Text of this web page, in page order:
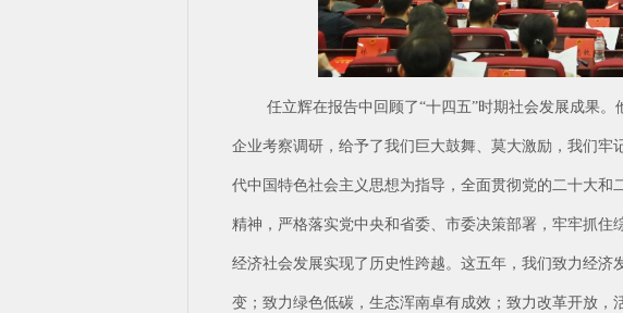
任立辉在报告中回顾了“十四五”时期社会发展成果
企业考察调研，给予了我们巨大鼓舞、莫大激励，我们
代中国特色社会主义思想为指导，全面贯彻党的二十大
精神，严格落实党中央和省委、市委决策部署，牢牢抓住
经济社会发展实现了历史性跨越。这五年，我们致力经
变；致力绿色低碳，生态浑南卓有成效；致力改革开放，